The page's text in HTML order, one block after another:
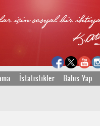
İstatistikler Bahis Yap